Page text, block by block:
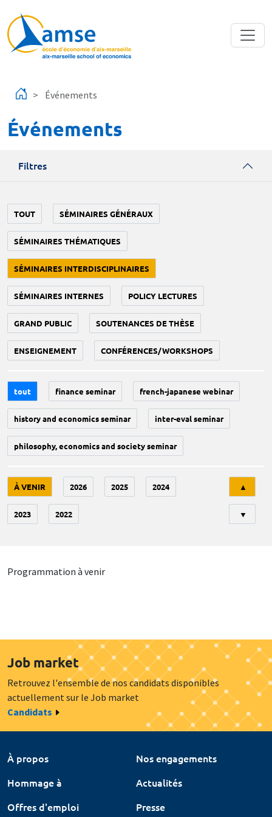
Événements
Événements
Filtres
TOUT SÉMINAIRES GÉNÉRAUX
SÉMINAIRES THÉMATIQUES
SÉMINAIRES INTERDISCIPLINAIRES
SÉMINAIRES INTERNES POLICY LECTURES
GRAND PUBLIC SOUTENANCES DE THÈSE
ENSEIGNEMENT CONFÉRENCES/WORKSHOPS
tout finance seminar french-japanese webinar
history and economics seminar inter-eval seminar
philosophy, economics and society seminar
À VENIR 2026 2025 2024
2023 2022
▲
▼
Programmation à venir
Job market
Retrouvez l'ensemble de nos candidats disponibles
actuellement sur le Job market
Candidats
À propos
Nos engagements
Hommage à
Actualités
Offres d'emploi
Presse